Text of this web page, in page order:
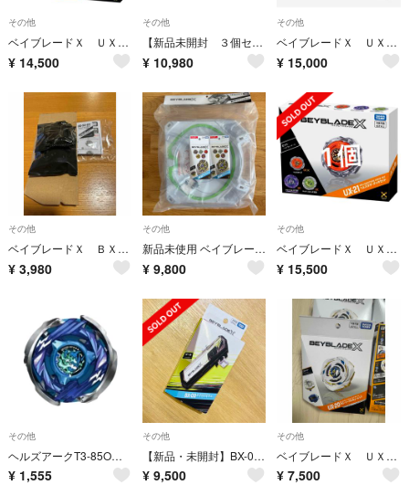
その他
ベイブレードＸ ＵＸ２１ ヘルズネザーデッキセット 新品未開封
¥ 14,500
その他
【新品未開封 ３個セット】ＢＥＹＢＬＡＤＥ Ｘ ＵＸ−２０ １個 ＢＸ−５０ ２個
¥ 10,980
その他
ベイブレードＸ ＵＸ２１ ヘルズネザーデッキセット
¥ 15,000
その他
ベイブレードＸ ＢＸ５０ ランダムブースター Ｖｏｌ１１
¥ 3,980
その他
新品未使用 ベイブレードX BX-10 エクストリームスタジアム
¥ 9,800
その他
ベイブレードＸ ＵＸ２１ ヘルズネザーデッキセット
¥ 15,500
その他
ヘルズアークT3-85O ベイブレードX
¥ 1,555
その他
【新品・未開封】BX-09 ベイバトルパス ベイブレードX BEYBLADE X
¥ 9,500
その他
ベイブレードＸ ＵＸ２０ スターター グローリーワルキューレＬＦ
¥ 7,500